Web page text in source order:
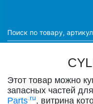
Этот товар можно
запасных частей
Parts.ru, витрина